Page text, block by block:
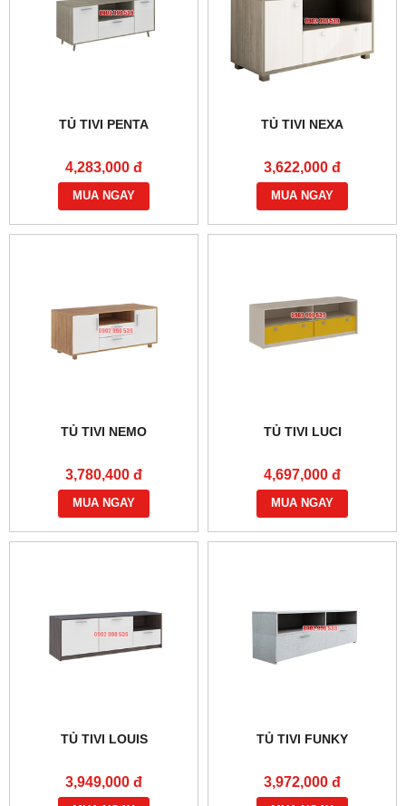
TỦ TIVI PENTA
4,283,000 đ
MUA NGAY
TỦ TIVI NEXA
3,622,000 đ
MUA NGAY
TỦ TIVI NEMO
3,780,400 đ
MUA NGAY
TỦ TIVI LUCI
4,697,000 đ
MUA NGAY
TỦ TIVI LOUIS
3,949,000 đ
TỦ TIVI FUNKY
3,972,000 đ